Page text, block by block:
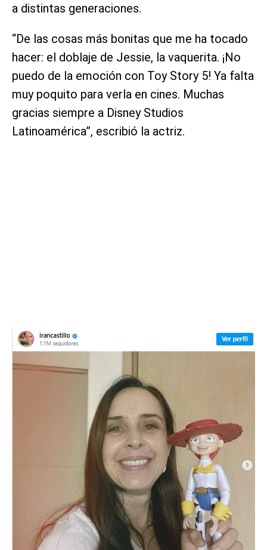
a distintas generaciones.
“De las cosas más bonitas que me ha tocado
hacer: el doblaje de Jessie, la vaquerita. ¡No
puedo de la emoción con Toy Story 5! Ya falta
muy poquito para verla en cines. Muchas
gracias siempre a Disney Studios
Latinoamérica”, escribió la actriz.